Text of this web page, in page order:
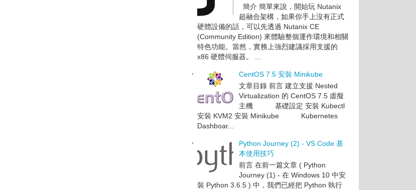
簡介 簡單來說，開始玩 Nutanix
超融合架構，如果你手上沒有正式
硬體設備的話，可以先透過 Nutanix CE
(Community Edition) 來體驗整個運作環境和相關
特色功能。當然，實務上強烈建議採用支援的
x86 硬體伺服器。 ...
CentOS 7.5 安裝 Minikube
文章目錄 前言 建立支援 Nested
Virtualization 的 CentOS 7.5 虛擬
主機 基礎設定 安裝 Kubectl
安裝 KVM2 安裝 Minikube Kubernetes
Dashboar...
Python Journey (2) - VS Code 基
本使用技巧
前言 在前一篇文章 ( Python
Journey (1) - 在 Windows 10 中安
裝 Python 3.6.5 ) 中，我們已經把 Python 執行